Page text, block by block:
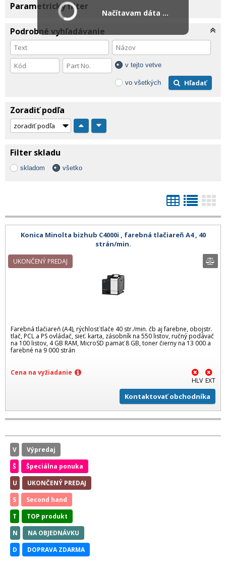
Parametrický filter
Podrobné vyhľadávanie
v tejto vetve
vo všetkých Hľadať
Zoradiť podľa
Filter skladu
skladom všetko
Konica Minolta bizhub C4000i , farebná tlačiareň A4 , 40
strán/min.
Farebná tlačiareň (A4), rýchlosť tlače 40 str./min. čb aj farebne, obojstr.
tlač, PCL a PS ovládač, sieť. karta, zásobník na 550 listov, ručný podávač
na 100 listov, 4 GB RAM, MicroSD pamäť 8 GB, toner čierny na 13 000 a
farebné na 9 000 strán
Cena na vyžiadanie
UKONČENÝ PREDAJ
HLV EXT
Kontaktovať obchodníka
V
Výpredaj
Š
Špeciálna ponuka
U
UKONČENÝ PREDAJ
S
Second hand
T
TOP produkt
N
NA OBJEDNÁVKU
D
DOPRAVA ZDARMA
Načítavam dáta ...